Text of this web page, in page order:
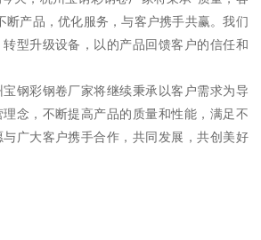
断产品，优化服务，与客户携手共赢。我们
型升级设备，以的产品回馈客户的信任和
钢彩钢卷厂家将继续秉承以客户需求为导
念，不断提高产品的质量和性能，满足不
广大客户携手合作，共同发展，共创美好